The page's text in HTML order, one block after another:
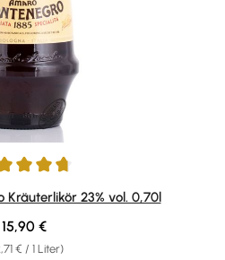
von 4.86 von 5 Sternen
Kräuterlikör 23% vol. 0,70l
€ / 1 Liter)
Regulärer Preis:
15,90 €